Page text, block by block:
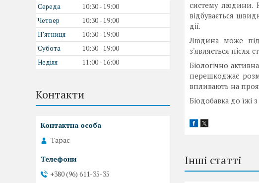
систему людини.
відбувається
дії.
Людина може
з'являється після
Біологічно
перешкоджає
впливають на
Біодобавка до їжі
Інші статті
Середа
10:30
19:00
Четвер
10:30
19:00
Пʼятниця
10:30
19:00
Субота
10:30
19:00
Неділя
11:00 16:00
Контакти
Тарас
+380 (96) 611-35-35